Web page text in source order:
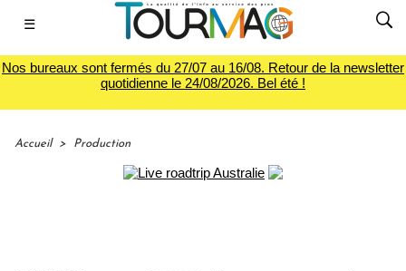
☰
Nos bureaux sont fermés du 27/07 au 16/08. Retour de la newsletter
quotidienne le 24/08/2026. Bel été !
Accueil > Production